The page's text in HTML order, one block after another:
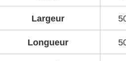
Largeur
Longueur